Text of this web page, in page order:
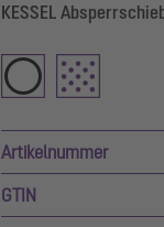
KESSEL
Artikelnummer
GTIN